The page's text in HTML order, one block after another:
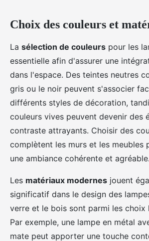
Choix des couleurs et
La sélection de couleurs pour les
essentielle afin d'assurer une
dans l'espace. Des teintes neutres
gris ou le noir peuvent s'associer
différents styles de décoration,
couleurs vives peuvent devenir des
contraste attrayants. Choisir des
complètent les murs et les meubles
une ambiance cohérente et agréable.
Les matériaux modernes jouent
significatif dans le design des
verre et le bois sont parmi les choix
Par exemple, une lampe en métal
mate peut apporter une touche